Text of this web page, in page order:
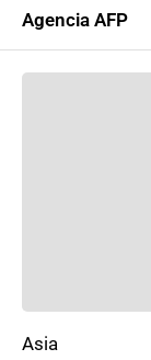
Agencia AFP
Asia